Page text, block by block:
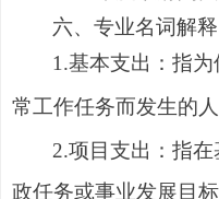
六、专业名词解释
1.基本支出：指
常工作任务而发生的
2.项目支出：指
政任务或事业发展目